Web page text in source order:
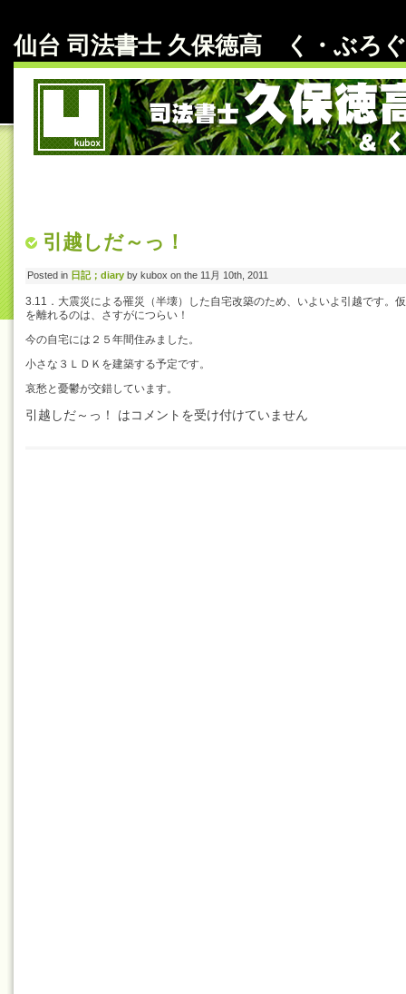
仙台 司法書士 久保徳高 く・ぶろ
引越しだ～っ！
Posted in 日記；diaryby kubox on the 11月 10th, 2011
3.11．大震災による罹災（半壊）した自宅改築のため、いよいよ引越です。
を離れるのは、さすがにつらい！
今の自宅には２５年間住みました。
小さな３ＬＤＫを建築する予定です。
哀愁と憂鬱が交錯しています。
引越しだ～っ！ はコメントを受け付けていません